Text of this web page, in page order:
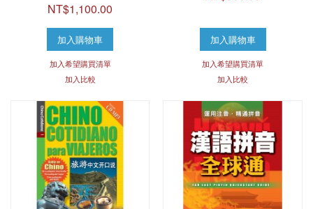
NT$1,100.00
加入購物車
加入希望購買清單
加入比較
加入購物車
加入希望購買清單
加入比較